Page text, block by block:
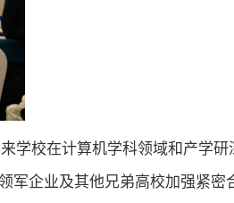
学校在计算机学科领域和产学研
军企业及其他兄弟高校加强紧密